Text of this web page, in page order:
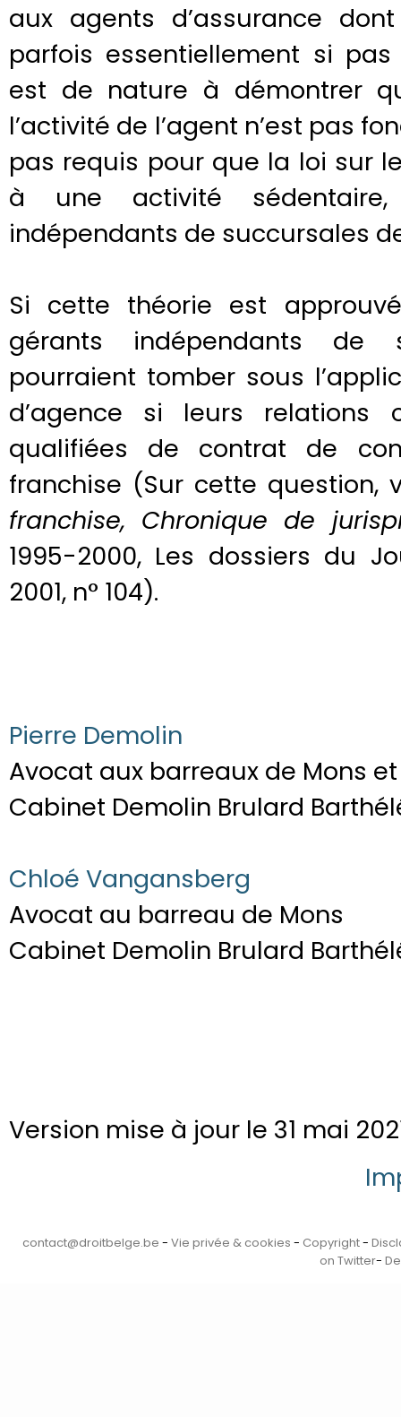
aux agents d’assurance
parfois essentiellement si
est de nature à démontrer
l’activité de l’agent n’est pas
pas requis pour que la loi sur
à une activité
indépendants de succursales
Si cette théorie est
gérants indépendants de
pourraient tomber sous
d’agence si leurs relations
qualifiées de contrat de
franchise (Sur cette question,
franchise, Chronique de
1995-2000, Les dossiers du
2001, n° 104).
Pierre Demolin
Avocat aux barreaux de Mons
Cabinet Demolin Brulard
Chloé Vangansberg
Avocat au barreau de Mons
Cabinet Demolin Brulard
Version mise à jour le 31 mai
contact@droitbelge.be - Vie privée & cookies - Copyright-
on Twitter-